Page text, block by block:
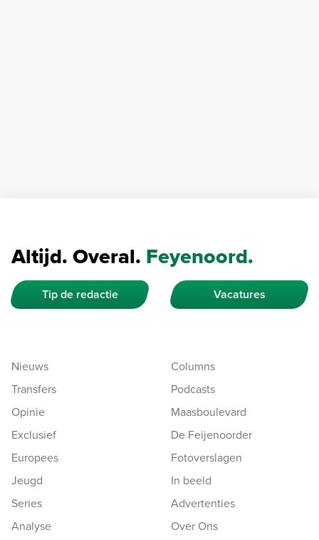
Altijd. Overal. Feyenoord.
Tip de redactie Vacatures
Nieuws
Transfers
Opinie
Exclusief
Europees
Jeugd
Series
Analyse
Columns
Podcasts
Maasboulevard
De Feijenoorder
Fotoverslagen
In beeld
Advertenties
Over Ons